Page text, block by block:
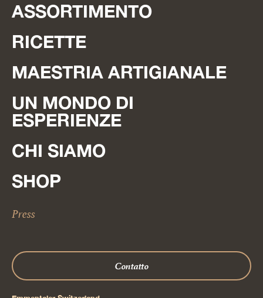
ASSORTIMENTO
RICETTE
MAESTRIA ARTIGIANALE
UN MONDO DI
ESPERIENZE
CHI SIAMO
SHOP
Press
Contatto